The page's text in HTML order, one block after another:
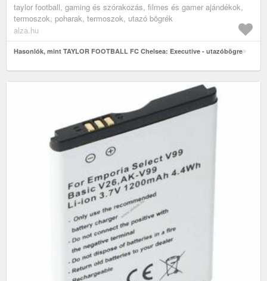
taylor football, gaming és szórakozás, filmes és gamer ajándékok,
termoszok, poharak, termoszok, utazó bögrék
alza.hu
Hasonlók, mint TAYLOR FOOTBALL FC Chelsea: Executive - utazóbögre